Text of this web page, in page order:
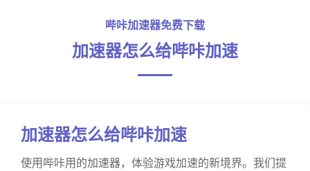
哔咔加速器免费下载
加速器怎么给哔咔加速
加速器怎么给哔咔加速
使用哔咔用的加速器，体验游戏加速的新境界。我们提